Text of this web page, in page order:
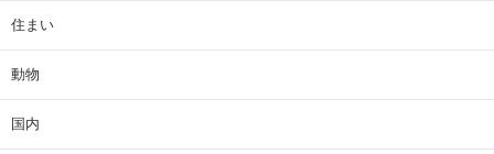
住まい
動物
国内